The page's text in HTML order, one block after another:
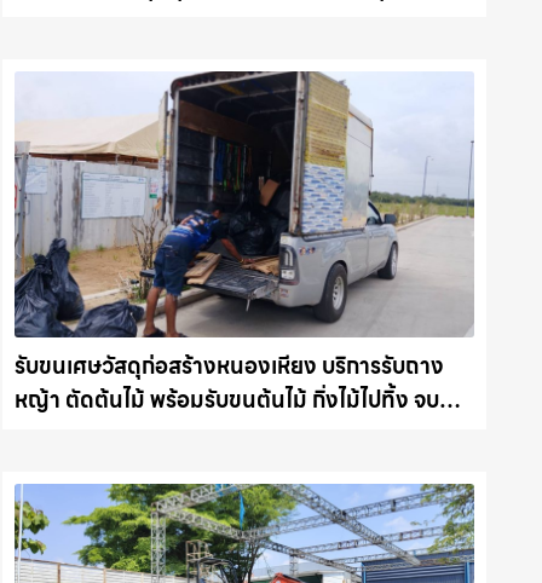
รับขนเศษวัสดุก่อสร้างหนองเหียง บริการรับถาง
หญ้า ตัดต้นไม้ พร้อมรับขนต้นไม้ กิ่งไม้ไปทิ้ง จบ